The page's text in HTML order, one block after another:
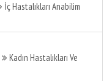
İç Hastalıkları Anabilim
Kadın Hastalıkları Ve